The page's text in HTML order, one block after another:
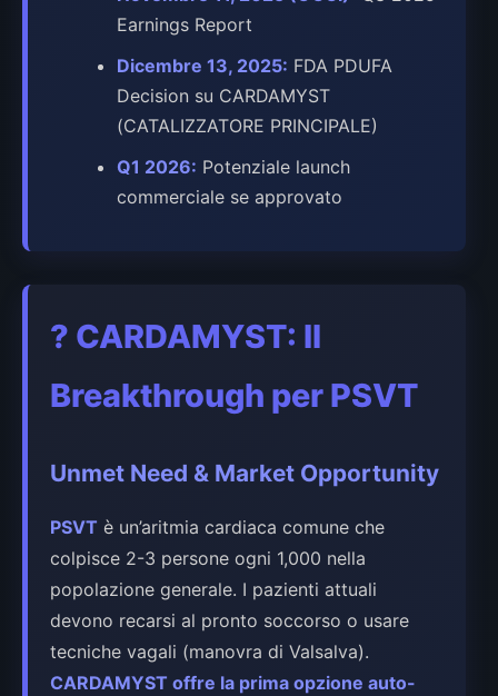
Earnings Report
Dicembre 13, 2025: FDA PDUFA
Decision su CARDAMYST
(CATALIZZATORE PRINCIPALE)
Q1 2026: Potenziale launch
commerciale se approvato
? CARDAMYST: Il
Breakthrough per PSVT
Unmet Need & Market Opportunity
PSVT è un’aritmia cardiaca comune che
colpisce 2-3 persone ogni 1,000 nella
popolazione generale. I pazienti attuali
devono recarsi al pronto soccorso o usare
tecniche vagali (manovra di Valsalva).
CARDAMYST offre la prima opzione auto-